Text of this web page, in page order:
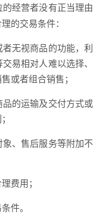
经营者没有正当理由
的交易条件：
无视商品的功能，利
易相对人难以选择、
或者组合销售；
的运输及交付方式或
、售后服务等附加不
费用；
件。